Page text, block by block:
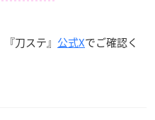
刀ステ』 公式Xでご確認く